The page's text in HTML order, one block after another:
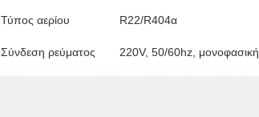
Τύπος αερίου R22/R404α
Σύνδεση ρεύματος 220V, 50/60hz, μονοφασική